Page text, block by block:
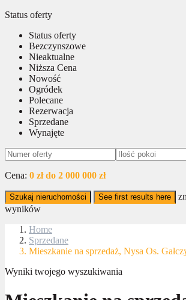
Status oferty
Status oferty
Bezczynszowe
Nieaktualne
Niższa Cena
Nowość
Ogródek
Polecane
Rezerwacja
Sprzedane
Wynajęte
Cena: 0 zł do 2 000 000 zł
Szukaj nieruchomości See first results here
wyników
Home
Sprzedane
Mieszkanie na sprzedaż, Nysa Os.
Wyniki twojego wyszukiwania